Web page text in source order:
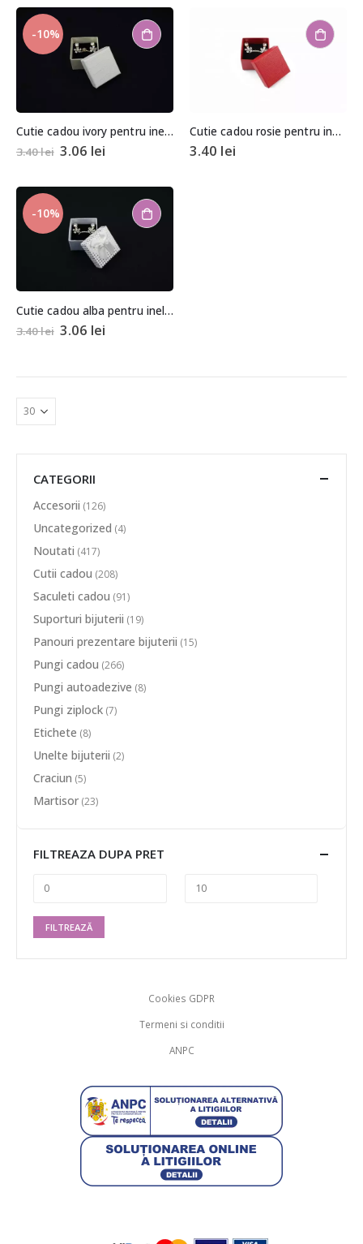
-10%
Cutie cadou ivory pentru inel sau cercei 3,5×4,5×4,5cm
3.40lei 3.06 lei
Cutie cadou rosie pentru inel sau cercei 3,5×4,5×4,5cm
3.40 lei
-10%
Cutie cadou alba pentru inel sau cercei 3,5×4,5×4,5cm
3.40lei 3.06 lei
CATEGORII
Accesorii (126)
Uncategorized (4)
Noutati (417)
Cutii cadou (208)
Saculeti cadou (91)
Suporturi bijuterii (19)
Panouri prezentare bijuterii (15)
Pungi cadou (266)
Pungi autoadezive (8)
Pungi ziplock (7)
Etichete (8)
Unelte bijuterii (2)
Craciun (5)
Martisor (23)
FILTREAZA DUPA PRET
FILTREAZĂ
Cookies GDPR
Termeni si conditii
ANPC